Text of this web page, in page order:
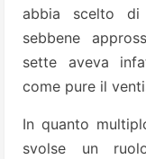
abbia scelto di
sebbene
sette aveva
come pure il
In quanto
svolse un